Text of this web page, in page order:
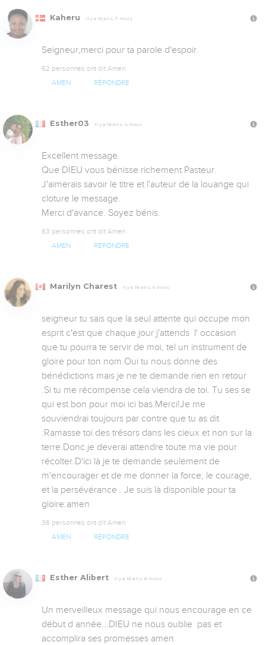
Kaheru Il y a 15 ans, 7 mois
Seigneur,merci pour ta parole d'espoir.
62 personnes ont dit Amen
AMEN RÉPONDRE
Esther03 Il y a 16 ans, 4 mois
Excellent message.
Que DIEU vous bénisse richement Pasteur.
J'aimerais savoir le titre et l'auteur de la louange qui
cloture le message.
Merci d'avance. Soyez bénis.
63 personnes ont dit Amen
AMEN RÉPONDRE
Marilyn Charest Il y a 16 ans, 5 mois
seigneur tu sais que la seul attente qui occupe mon
esprit c'est que chaque jour j'attends  l' occasion
que tu pourra te servir de moi, tel un instrument de
gloire pour ton nom.Oui tu nous donne des
bénédictions mais je ne te demande rien en retour
.Si tu me récompense cela viendra de toi. Tu ses se
qui est bon pour moi ici bas.Merci!Je me
souviendrai toujours par contre que tu as dit
:Ramasse toi des trésors dans les cieux et non sur la
terre.Donc je deverai attendre toute ma vie pour
récolter.D'ici là je te demande seulement de
m'encourager et de me donner la force, le courage,
et la persévérance . Je suis là disponible pour ta
gloire.amen
36 personnes ont dit Amen
AMEN RÉPONDRE
Esther Alibert Il y a 16 ans, 6 mois
Un merveilleux message qui nous encourage en ce
début d année...DIEU ne nous oublie  pas et
accomplira ses promesses amen